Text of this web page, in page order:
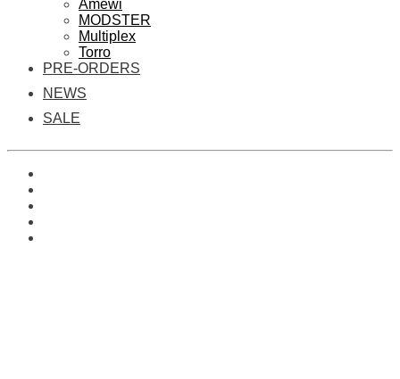
Amewi
MODSTER
Multiplex
Torro
PRE-ORDERS
NEWS
SALE